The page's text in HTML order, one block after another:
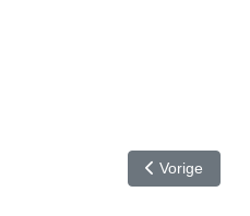
Vorig artikel:
Vorige